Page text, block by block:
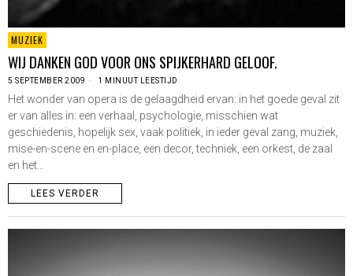
MUZIEK
WIJ DANKEN GOD VOOR ONS SPIJKERHARD GELOOF.
5 SEPTEMBER 2009 1 MINUUT LEESTIJD
Het wonder van opera is de gelaagdheid ervan: in het goede geval zit
er van alles in: een verhaal, psychologie, misschien wat
geschiedenis, hopelijk sex, vaak politiek, in ieder geval zang, muziek,
mise-en-scene en en-place, een decor, techniek, een orkest, de zaal
en het…
LEES VERDER